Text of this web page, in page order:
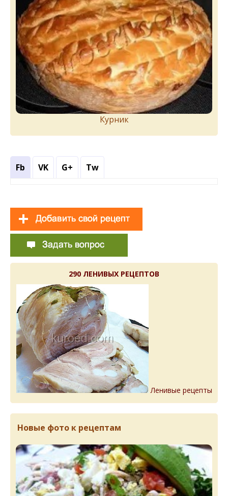
Курник
Fb VK G+ Tw
290 ЛЕНИВЫХ РЕЦЕПТОВ
Ленивые рецепты
Новые фото к рецептам